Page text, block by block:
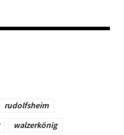
rudolfsheim
walzerkönig